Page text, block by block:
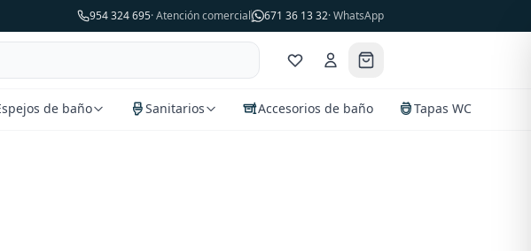
954 324 695· Atención comercial 671 36 13 32· WhatsApp
de baño Sanitarios Accesorios de baño Tapas WC